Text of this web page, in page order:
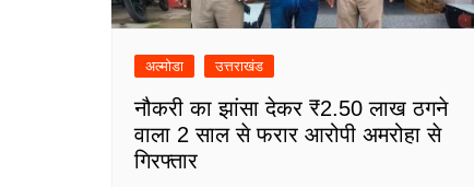
अल्मोडा उत्तराखंड
नौकरी का झांसा देकर ₹2.50 लाख ठगने
वाला 2 साल से फरार आरोपी अमरोहा से
गिरफ्तार